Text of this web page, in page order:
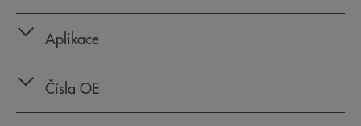
Aplikace
Čísla OE